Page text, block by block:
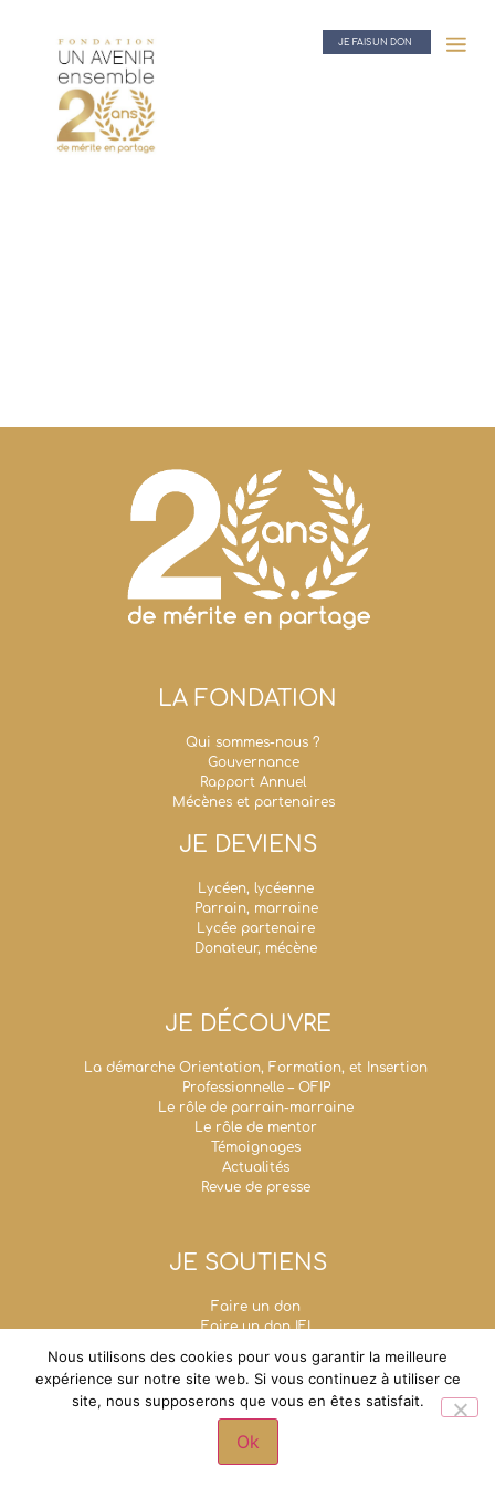
JE FAIS UN DON
LA FONDATION
Qui sommes-nous ?
Gouvernance
Rapport Annuel
Mécènes et partenaires
JE DEVIENS
Lycéen, lycéenne
Parrain, marraine
Lycée partenaire
Donateur, mécène
JE DÉCOUVRE
La démarche Orientation, Formation, et Insertion
Professionnelle – OFIP
Le rôle de parrain-marraine
Le rôle de mentor
Témoignages
Actualités
Revue de presse
JE SOUTIENS
Faire un don
Faire un don IFI
Mécénat d’entreprise
Legs, donations et assurances-vie
Fondation Un Avenir Ensemble
Grande chancellerie de la Légion d'honneur - 1,
rue de Solférino - 75007 Paris
Nous utilisons des cookies pour vous garantir la meilleure
expérience sur notre site web. Si vous continuez à utiliser ce
site, nous supposerons que vous en êtes satisfait.
Ok